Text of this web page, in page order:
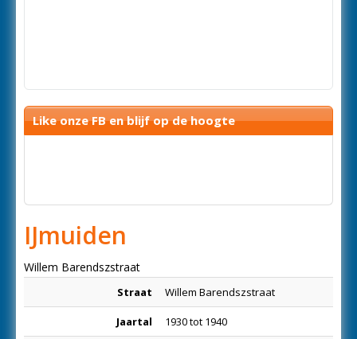
Like onze FB en blijf op de hoogte
IJmuiden
Willem Barendszstraat
Straat Willem Barendszstraat
Jaartal 1930 tot 1940